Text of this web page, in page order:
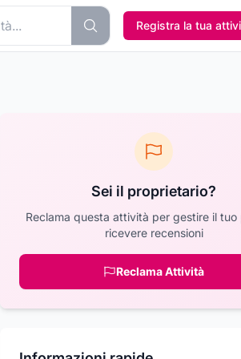
Registra la tua
Sei il proprietario?
Reclama questa attività per gestire il tuo
ricevere recensioni
Reclama Attività